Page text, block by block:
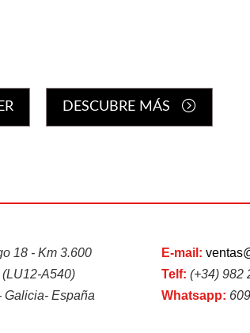
DESCUBRE MÁS
18 - Km 3.600
A540)
Galicia- España
E-mail:
Telf: (+34) 982
Whatsapp: